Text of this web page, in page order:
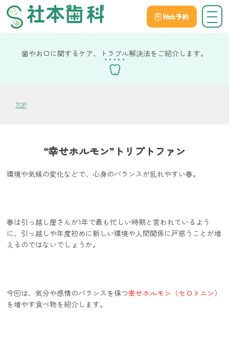
Web予約
院長社本の健康コラム
歯やお口に関するケア、トラブル解決法をご紹介します。
TOP
“幸せホルモン”トリプトファン
環境や気候の変化などで、心身のバランスが乱れやすい春。
春は引っ越し屋さんが1年で最も忙しい時期と言われているよう
に、引っ越しや年度初めに新しい環境や人間関係に戸惑うことが増
えるのではないでしょうか。
今回は、気分や感情のバランスを保つ幸せホルモン（セロトニン）
を増やす食べ物を紹介します。